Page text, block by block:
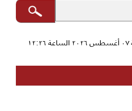
آخر تحديث للموقع: الجمعة ٠٧ أغسطس ٢٠٢٦ الساعة ١٢:٢٦